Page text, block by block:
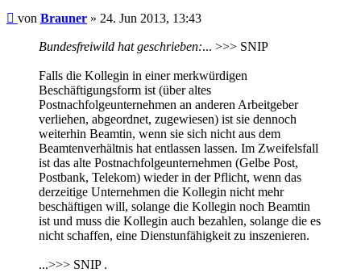
Beitrag
von Brauner » 24. Jun 2013, 13:43
Bundesfreiwild hat geschrieben:... >>> SNIP
Falls die Kollegin in einer merkwürdigen
Beschäftigungsform ist (über altes
Postnachfolgeunternehmen an anderen Arbeitgeber
verliehen, abgeordnet, zugewiesen) ist sie dennoch
weiterhin Beamtin, wenn sie sich nicht aus dem
Beamtenverhältnis hat entlassen lassen. Im Zweifelsfall
ist das alte Postnachfolgeunternehmen (Gelbe Post,
Postbank, Telekom) wieder in der Pflicht, wenn das
derzeitige Unternehmen die Kollegin nicht mehr
beschäftigen will, solange die Kollegin noch Beamtin
ist und muss die Kollegin auch bezahlen, solange die es
nicht schaffen, eine Dienstunfähigkeit zu inszenieren.
...>>> SNIP .